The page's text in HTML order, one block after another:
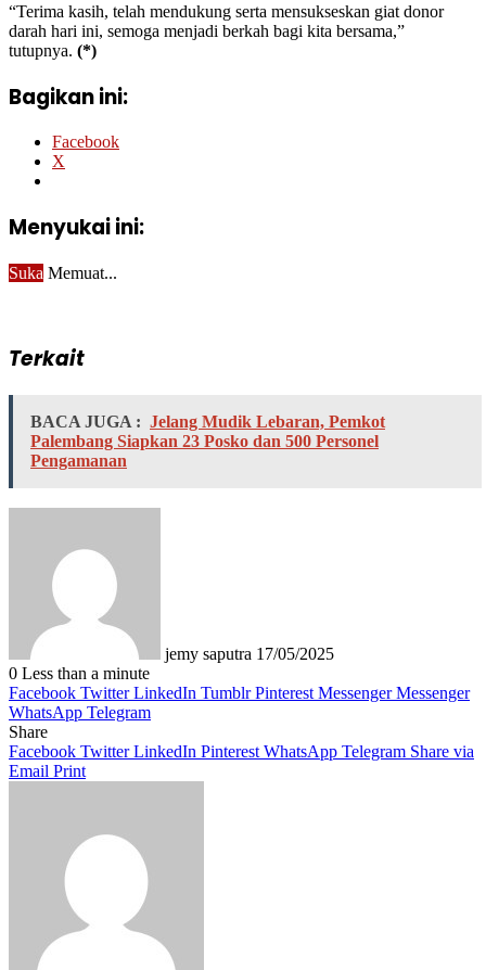
“Terima kasih, telah mendukung serta mensukseskan giat donor
darah hari ini, semoga menjadi berkah bagi kita bersama,”
tutupnya. (*)
Bagikan ini:
Facebook
X
Menyukai ini:
Suka Memuat...
Terkait
BACA JUGA : Jelang Mudik Lebaran, Pemkot
Palembang Siapkan 23 Posko dan 500 Personel
Pengamanan
jemy saputra 17/05/2025
0 Less than a minute
Facebook Twitter LinkedIn Tumblr Pinterest Messenger Messenger
WhatsApp Telegram
Share
Facebook Twitter LinkedIn Pinterest WhatsApp Telegram Share via
Email Print